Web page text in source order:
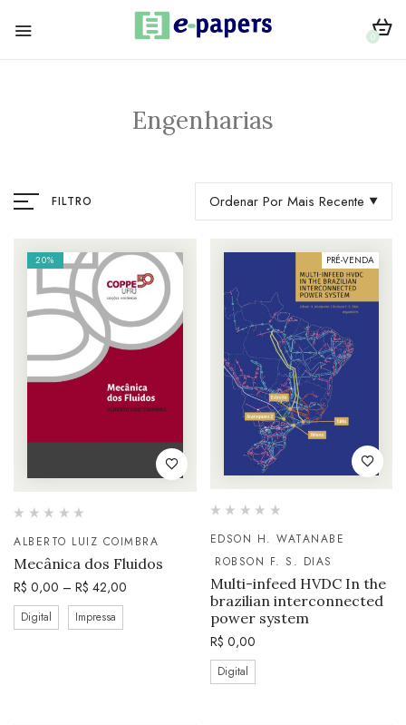
0
Engenharias
FILTRO Ordenar Por Mais Recente
20%
ALBERTO LUIZ COIMBRA
Mecânica dos Fluidos
R$ 0,00 – R$ 42,00
Digital Impressa
PRÉ-VENDA
EDSON H. WATANABE
ROBSON F. S. DIAS
Multi-infeed HVDC In the
brazilian interconnected
power system
R$ 0,00
Digital